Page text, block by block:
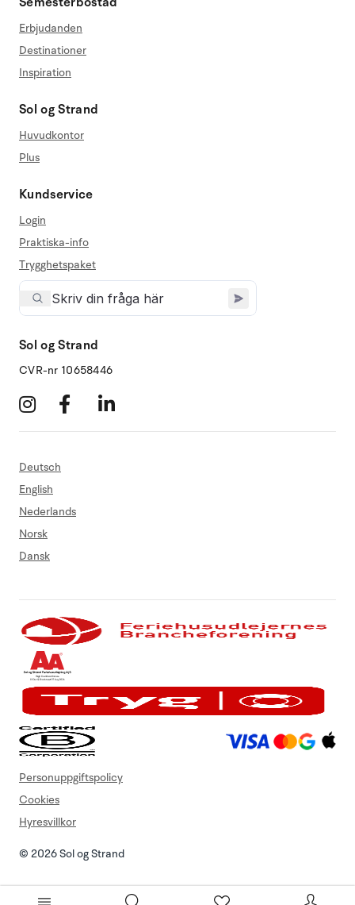
Erbjudanden
Destinationer
Inspiration
Sol og Strand
Huvudkontor
Plus
Kundservice
Login
Praktiska-info
Trygghetspaket
Sol og Strand
CVR-nr 10658446
Deutsch
English
Nederlands
Norsk
Dansk
© 2026 Sol og Strand
Personuppgiftspolicy
Cookies
Hyresvillkor